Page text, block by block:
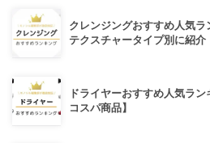
クレンジングおすすめ人気
テクスチャータイプ別に紹介
ドライヤーおすすめ人気ラ
コスパ商品】